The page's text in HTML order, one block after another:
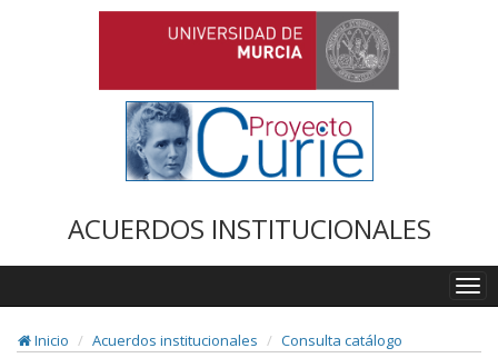
ACUERDOS INSTITUCIONALES
Inicio
Acuerdos institucionales Consulta catálogo